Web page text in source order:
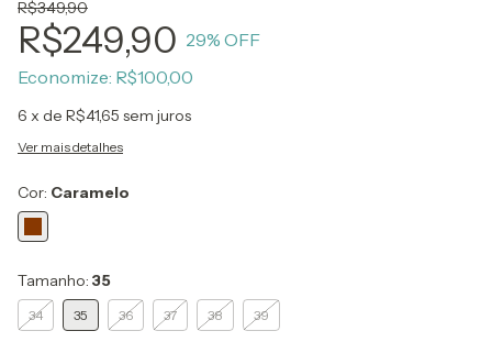
R$349,90
R$249,90 29% OFF
Economize: R$100,00
6 x de R$41,65 sem juros
Ver mais detalhes
Cor: Caramelo
Tamanho: 35
34 35 36 37 38 39